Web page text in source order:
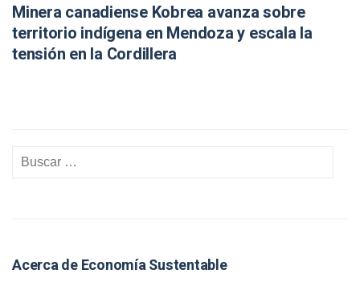
Minera canadiense Kobrea avanza sobre
territorio indígena en Mendoza y escala la
tensión en la Cordillera
Acerca de Economía Sustentable